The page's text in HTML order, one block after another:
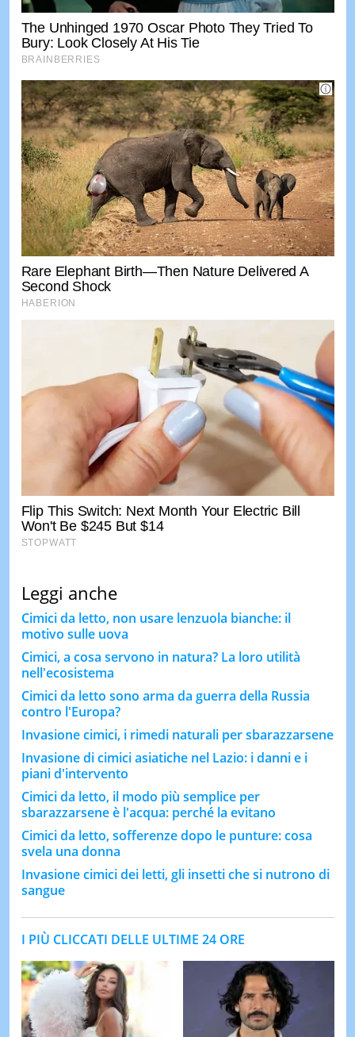
Leggi anche
Cimici da letto, non usare lenzuola bianche: il
motivo sulle uova
Cimici, a cosa servono in natura? La loro utilità
nell'ecosistema
Cimici da letto sono arma da guerra della Russia
contro l'Europa?
Invasione cimici, i rimedi naturali per sbarazzarsene
Invasione di cimici asiatiche nel Lazio: i danni e i
piani d'intervento
Cimici da letto, il modo più semplice per
sbarazzarsene è l'acqua: perché la evitano
Cimici da letto, sofferenze dopo le punture: cosa
svela una donna
Invasione cimici dei letti, gli insetti che si nutrono di
sangue
I PIÙ CLICCATI DELLE ULTIME 24 ORE